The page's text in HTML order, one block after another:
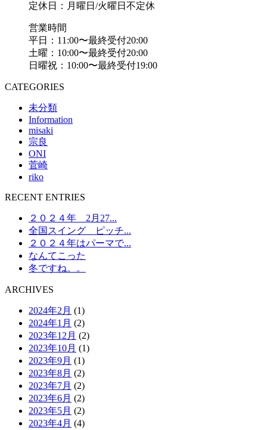
定休日：月曜日/火曜日不定休
営業時間
平日：11:00〜最終受付20:00
土曜：10:00〜最終受付20:00
日曜祝：10:00〜最終受付19:00
CATEGORIES
未分類
Information
misaki
宗良
ONI
菅崎
riko
RECENT ENTRIES
２０２４年 2月27...
全国スイング ピッチ...
２０２４年はパーマで...
なんてこった
冬ですね。。
ARCHIVES
2024年2月 (1)
2024年1月 (2)
2023年12月 (2)
2023年10月 (1)
2023年9月 (1)
2023年8月 (2)
2023年7月 (2)
2023年6月 (2)
2023年5月 (2)
2023年4月 (4)